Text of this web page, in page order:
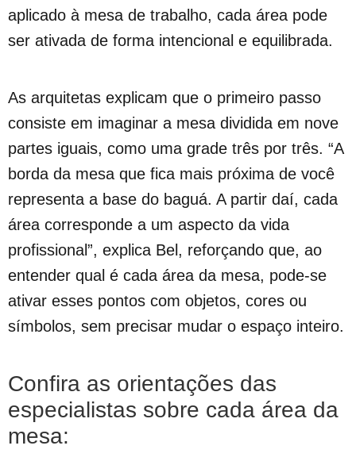
aplicado à mesa de trabalho, cada área pode
ser ativada de forma intencional e equilibrada.
As arquitetas explicam que o primeiro passo
consiste em imaginar a mesa dividida em nove
partes iguais, como uma grade três por três. “A
borda da mesa que fica mais próxima de você
representa a base do baguá. A partir daí, cada
área corresponde a um aspecto da vida
profissional”, explica Bel, reforçando que, ao
entender qual é cada área da mesa, pode-se
ativar esses pontos com objetos, cores ou
símbolos, sem precisar mudar o espaço inteiro.
Confira as orientações das
especialistas sobre cada área da
mesa: